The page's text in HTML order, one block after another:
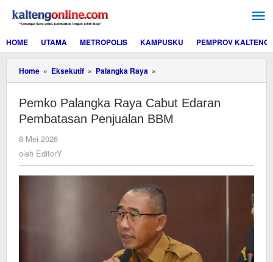
konten
HOME
UTAMA METROPOLIS KAMPUSKU PEMPROV KALTENG
Home » Eksekutif » Palangka Raya »
Palangka
Cabut
Edaran
Pembatasan
Pemko Palangka Raya Cabut Edaran
Pembatasan Penjualan BBM
8 Mei 2026
oleh EditorY